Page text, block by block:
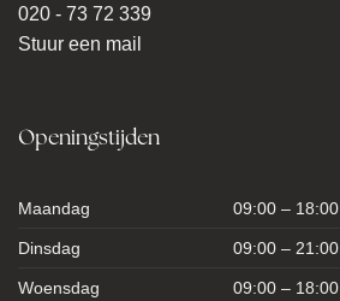
020 - 73 72 339
Stuur een mail
Openingstijden
Maandag 09:00 – 18:00
Dinsdag 09:00 – 21:00
Woensdag 09:00 – 18:00